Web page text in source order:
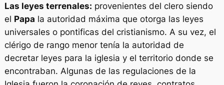
Las leyes terrenales: provenientes del clero siendo
el Papa la autoridad máxima que otorga las leyes
universales o pontificas del cristianismo. A su vez, el
clérigo de rango menor tenía la autoridad de
decretar leyes para la iglesia y el territorio donde se
encontraban. Algunas de las regulaciones de la